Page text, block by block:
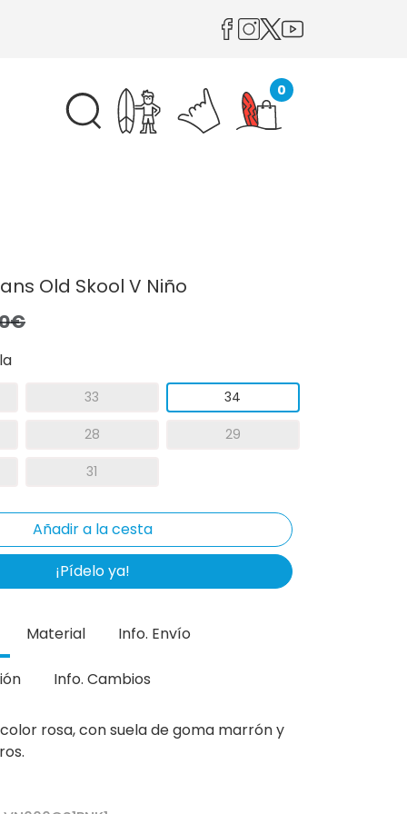
0
Old Skool V Niño
33 34
28 29
31
¡Pídelo ya!
Material Info. Envío
Info. Cambios
rosa, con suela de goma marrón y